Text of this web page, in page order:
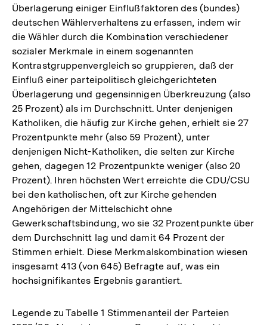
Überlagerung einiger Einflußfaktoren des (bundes)
deutschen Wählerverhaltens zu erfassen, indem wir
die Wähler durch die Kombination verschiedener
sozialer Merkmale in einem sogenannten
Kontrastgruppenvergleich so gruppieren, daß der
Einfluß einer parteipolitisch gleichgerichteten
Überlagerung und gegensinnigen Überkreuzung (also
25 Prozent) als im Durchschnitt. Unter denjenigen
Katholiken, die häufig zur Kirche gehen, erhielt sie 27
Prozentpunkte mehr (also 59 Prozent), unter
denjenigen Nicht-Katholiken, die selten zur Kirche
gehen, dagegen 12 Prozentpunkte weniger (also 20
Prozent). Ihren höchsten Wert erreichte die CDU/CSU
bei den katholischen, oft zur Kirche gehenden
Angehörigen der Mittelschicht ohne
Gewerkschaftsbindung, wo sie 32 Prozentpunkte über
dem Durchschnitt lag und damit 64 Prozent der
Stimmen erhielt. Diese Merkmalskombination wiesen
insgesamt 413 (von 645) Befragte auf, was ein
hochsignifikantes Ergebnis garantiert.
Legende zu Tabelle 1 Stimmenanteil der Parteien